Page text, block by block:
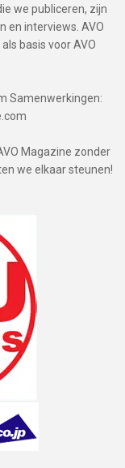
we publiceren, zijn
en interviews. AVO
basis voor AVO
Samenwerkingen:
Magazine zonder
we elkaar steunen!